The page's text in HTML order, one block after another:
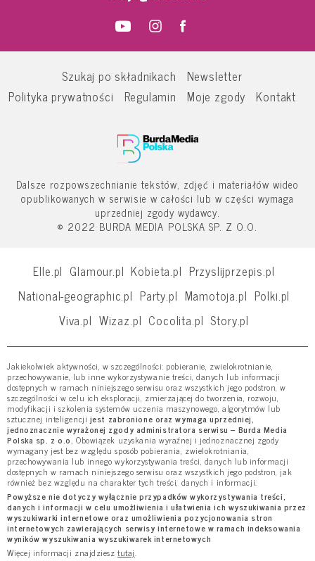
Szukaj po składnikach
Newsletter
Polityka prywatności
Regulamin Moje zgody Kontakt
Dalsze rozpowszechnianie tekstów, zdjęć i materiałów wideo
opublikowanych w serwisie w całości lub w części wymaga
uprzedniej zgody wydawcy.
© 2022 BURDA MEDIA POLSKA SP. Z O.O.
Elle.pl Glamour.pl Kobieta.pl Przyslijprzepis.pl
National-geographic.pl Party.pl Mamotoja.pl Polki.pl
Viva.pl Wizaz.pl Cocolita.pl Story.pl
Jakiekolwiek aktywności, w szczególności: pobieranie, zwielokrotnianie,
przechowywanie, lub inne wykorzystywanie treści, danych lub informacji
dostępnych w ramach niniejszego serwisu oraz wszystkich jego podstron, w
szczególności w celu ich eksploracji, zmierzającej do tworzenia, rozwoju,
modyfikacji i szkolenia systemów uczenia maszynowego, algorytmów lub
sztucznej inteligencji jest zabronione oraz wymaga uprzedniej,
jednoznacznie wyrażonej zgody administratora serwisu – Burda Media
Polska sp. z o.o. Obowiązek uzyskania wyraźnej i jednoznacznej zgody
wymagany jest bez względu sposób pobierania, zwielokrotniania,
przechowywania lub innego wykorzystywania treści, danych lub informacji
dostępnych w ramach niniejszego serwisu oraz wszystkich jego podstron, jak
również bez względu na charakter tych treści, danych i informacji.
Powyższe nie dotyczy wyłącznie przypadków wykorzystywania treści,
danych i informacji w celu umożliwienia i ułatwienia ich wyszukiwania przez
wyszukiwarki internetowe oraz umożliwienia pozycjonowania stron
internetowych zawierających serwisy internetowe w ramach indeksowania
wyników wyszukiwania wyszukiwarek internetowych
Więcej informacji znajdziesztutaj.